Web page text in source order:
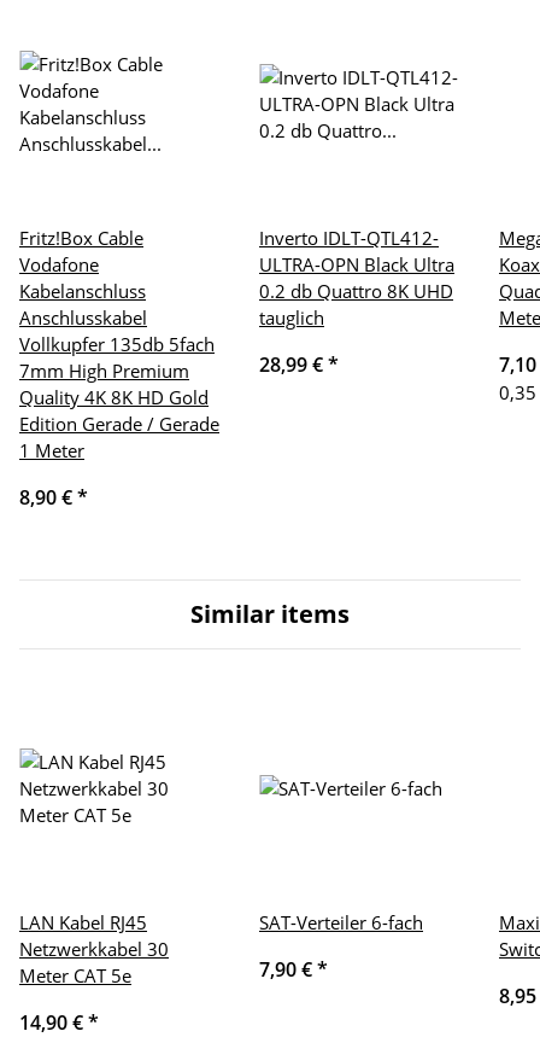
Fritz!Box Cable
Vodafone
Kabelanschluss
Anschlusskabel
Vollkupfer 135db 5fach
7mm High Premium
Quality 4K 8K HD Gold
Edition Gerade / Gerade
1 Meter
8,90 €*
Inverto IDLT-QTL412-
ULTRA-OPN Black Ultra
0.2 db Quattro 8K UHD
tauglich
28,99 €*
Similar items
LAN Kabel RJ45
Netzwerkkabel 30
Meter CAT 5e
14,90 €*
SAT-Verteiler 6-fach
7,90 €*